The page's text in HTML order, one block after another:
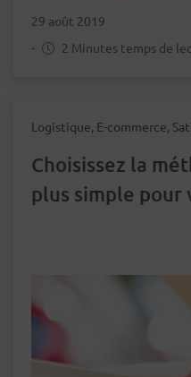
29 août 2019
-
2 Minutes temps de
Logistique, E-commerce,
Choisissez la
plus simple